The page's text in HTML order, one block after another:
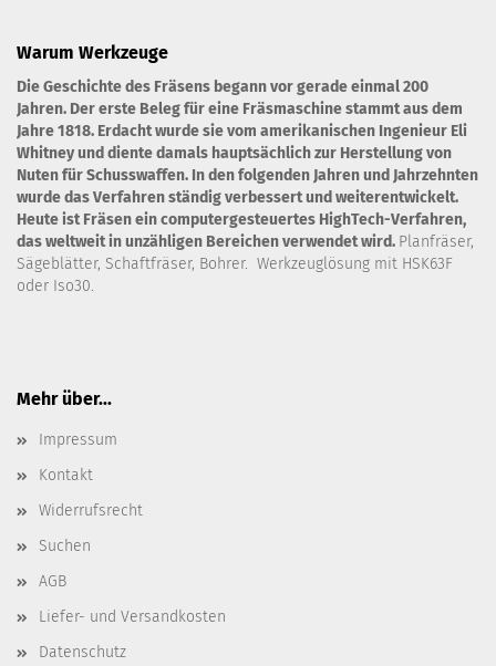
Warum Werkzeuge
Die Geschichte des Fräsens begann vor gerade einmal 200
Jahren. Der erste Beleg für eine Fräsmaschine stammt aus dem
Jahre 1818. Erdacht wurde sie vom amerikanischen Ingenieur Eli
Whitney und diente damals hauptsächlich zur Herstellung von
Nuten für Schusswaffen. In den folgenden Jahren und Jahrzehnten
wurde das Verfahren ständig verbessert und weiterentwickelt.
Heute ist Fräsen ein computergesteuertes HighTech-Verfahren,
das weltweit in unzähligen Bereichen verwendet wird. Planfräser,
Sägeblätter, Schaftfräser, Bohrer. Werkzeuglösung mit HSK63F
oder Iso30.
Mehr über...
Impressum
Kontakt
Widerrufsrecht
Suchen
AGB
Liefer- und Versandkosten
Datenschutz